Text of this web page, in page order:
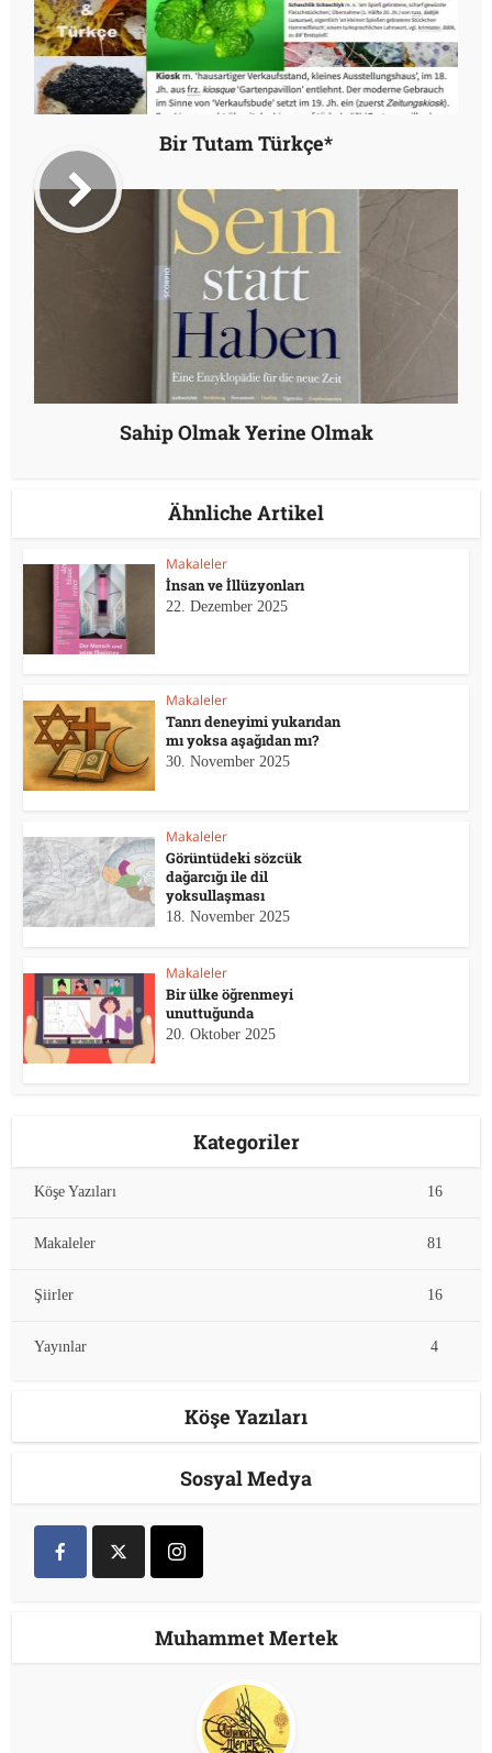
Bir Tutam Türkçe*
Sahip Olmak Yerine Olmak
Ähnliche Artikel
Makaleler
İnsan ve İllüzyonları
22. Dezember 2025
Makaleler
Tanrı deneyimi yukarıdan
mı yoksa aşağıdan mı?
30. November 2025
Makaleler
Görüntüdeki sözcük
dağarcığı ile dil
yoksullaşması
18. November 2025
Makaleler
Bir ülke öğrenmeyi
unuttuğunda
20. Oktober 2025
Kategoriler
Köşe Yazıları 16
Makaleler 81
Şiirler 16
Yayınlar 4
Köşe Yazıları
Sosyal Medya
Muhammet Mertek